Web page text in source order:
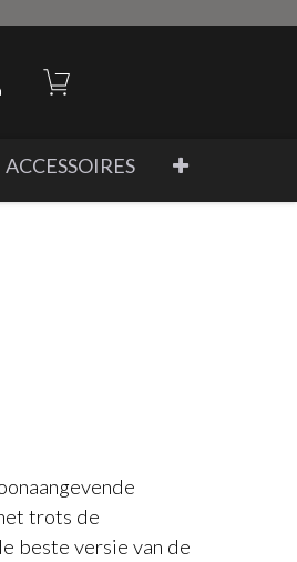
ACCESSOIRES
trots de
beste versie van de